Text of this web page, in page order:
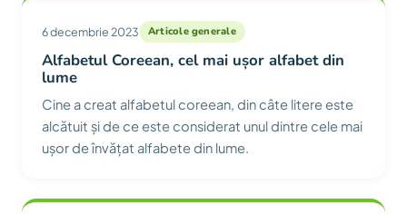
6 decembrie 2023 Articole generale
Alfabetul Coreean, cel mai ușor alfabet din
lume
Cine a creat alfabetul coreean, din câte litere este
alcătuit și de ce este considerat unul dintre cele mai
ușor de învățat alfabete din lume.